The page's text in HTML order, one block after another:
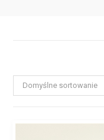
Domyślne sortowanie